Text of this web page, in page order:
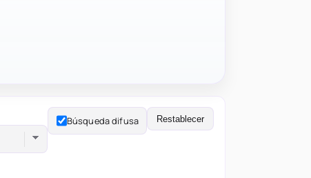
Búsqueda difusa Restablecer